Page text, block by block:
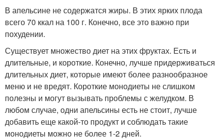
В апельсине не содержатся жиры. В этих ярких плода
всего 70 ккал на 100 г. Конечно, все это важно при
похудении.
Существует множество диет на этих фруктах. Есть и
длительные, и короткие. Конечно, лучше придерживаться
длительных диет, которые имеют более разнообразное
меню и не вредят. Короткие монодиеты не слишком
полезны и могут вызывать проблемы с желудком. В
любом случае, одни апельсины есть не стоит, лучше
добавить еще какой-то продукт и соблюдать такие
монодиеты можно не более 1-2 дней.